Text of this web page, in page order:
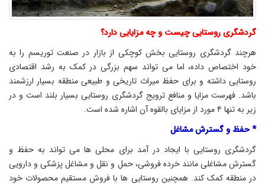
گردشگری روستایی چیست و چه مزایایی دارد؟
هرچند گردشگری روستایی بخش کوچکی از بازار در صنعت توریسم را به
خود اختصاص داده، اما می تواند سهم بزرگی در کمک به رشد اقتصادی
روستایی داشته و برای حفظ میراث تاریخی و طبیعی منطقه بسیار ارزشمند
باشد. فهرست مزایا و منافع ترویج گردشگری روستایی بسیار بلند است و در
زیر به تنها ۴ مورد از مزایای بالقوه آن اشاره شده است.
* حفظ و گسترش مشاغل
گردشگری روستایی با ایجاد در آمد برای محلی ها می تواند به حفظ و
گسترش مشاغلی مانند خرده فروشی، حمل و نقل و مشاغل پزشکی و دارویی
در منطقه کمک کند. همچنین روستایی ها با فروش مستقیم محصولات خود